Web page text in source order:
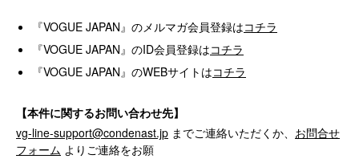
『VOGUE JAPAN』のメルマガ会員登録はコチラ
『VOGUE JAPAN』のID会員登録はコチラ
『VOGUE JAPAN』のWEBサイトはコチラ
【本件に関するお問い合わせ先】
vg-line-support@condenast.jp までご連絡いただくか、 お問合せ
フォーム よりご連絡をお願